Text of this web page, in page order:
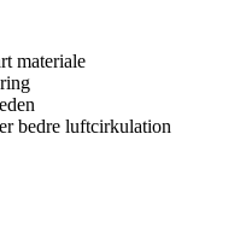
materiale
bedre luftcirkulation